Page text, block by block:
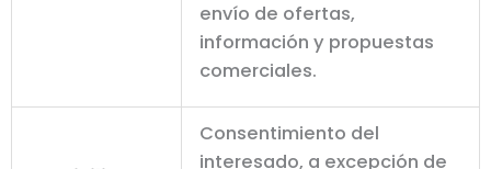
envío de ofertas,
información y propuestas
comerciales.
Consentimiento del
interesado, a excepción de